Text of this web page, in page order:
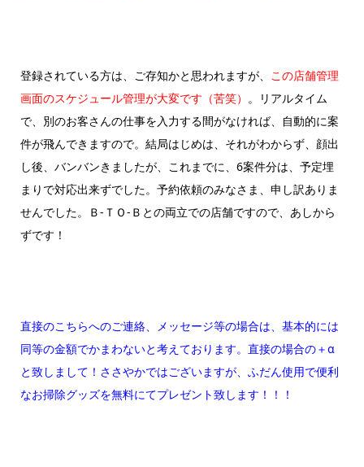
登録されている方は、ご存知かと思われますが、 この店舗管理
画面のスケジュール管理が大変です（苦笑） 。リアルタイム
で、別のお客さんの仕事を入力する間がなければ、自動的に案
件が飛んできますので。結局はじめは、それがわからず、顔出
し後、バンバンきましたが、これまでに、6案件分は、予定埋
まりで対応出来ずでした。予約依頼のみなさま、申し訳ありま
せんでした。Ｂ-ＴＯ-Ｂとの両立での店舗ですので、あしから
ずです！
直接のこちらへのご連絡、メッセージ等の場合は、基本的には
同等の金額でかまわないと考えております。直接の場合の＋α
と致しまして！ささやかではございますが、ふだん使用で便利
なお掃除グッズを無料にてプレゼント致します！！！